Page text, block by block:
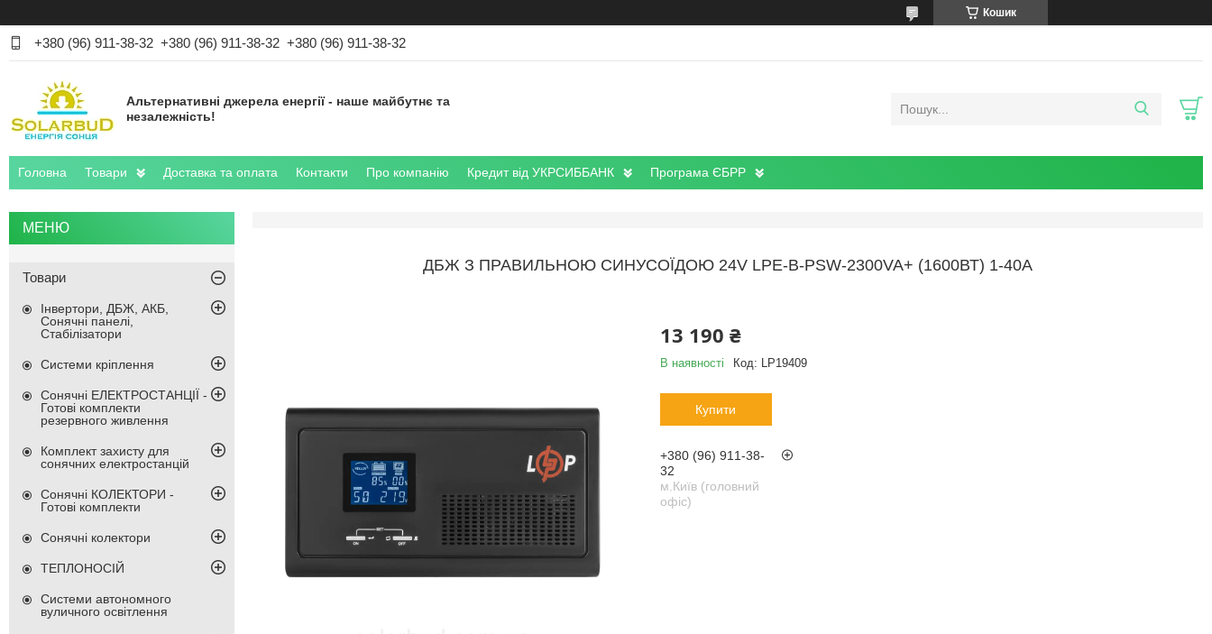
Кошик
+380 (96) 911-38-32 +380 (96) 911-38-32 +380 (96) 911-38-32
Альтернативні джерела енергії - наше майбутнє та
незалежність!
Головна Товари Доставка та оплата Контакти Про компанію Кредит від УКРСИББАНК Програма ЄБРР
ДБЖ З ПРАВИЛЬНОЮ СИНУСОЇДОЮ 24V LPE-B-PSW-2300VA+ (1600ВТ) 1-40A
13 190 ₴
В наявності Код: LP19409
Купити
+380 (96) 911-38-
32
м.Київ (головний
офіс)
Товари
Інвертори, ДБЖ, АКБ,
Сонячні панелі,
Стабілізатори
Системи кріплення
Сонячні ЕЛЕКТРОСТАНЦІЇ -
Готові комплекти
резервного живлення
Комплект захисту для
сонячних електростанцій
Сонячні КОЛЕКТОРИ -
Готові комплекти
Сонячні колектори
ТЕПЛОНОСІЙ
Системи автономного
вуличного освітлення